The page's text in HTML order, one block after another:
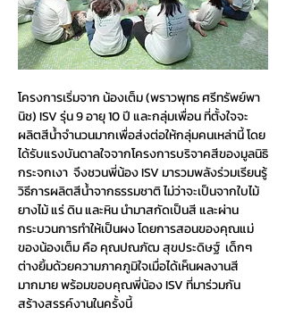
โครงการเริ่มจาก น้องเต็ม (พราวพุทธ ศรีทรัพย์พา
นิช) ISV รุ่น 9 อายุ 10 ปี และกลุ่มเพื่อน ที่ตั้งใจจะ
ผลิตสีน้ำจำนวนมากเพื่อส่งต่อให้กลุ่มคนเหล่านี้ โดย
ได้รับแรงบันดาลใจจากโครงการบริจาคสีของมูลนิธิ
กระจกเงา  จึงชวนพี่น้อง ISV มารวมพลังร่วมเรียนรู้
วิธีการผลิตสีน้ำจากธรรมชาติ ไม่ว่าจะเป็นจากใบไม้
ยางไม้ แร่ ดิน และหิน นำมาสกัดเป็นสี และผ่าน
กระบวนการทำให้เป็นผง โดยการสอนของคุณแม่
ของน้องเต็ม คือ คุณปณภัฒ สุขประดิษฐ์  เด็กๆ
ต่างยิ้มด้วยความภาคภูมิใจเมื่อได้เห็นผลงานสี
มากมาย พร้อมขอบคุณพี่น้อง ISV ที่มาร่วมกัน
สร้างสรรค์งานในครั้งนี้